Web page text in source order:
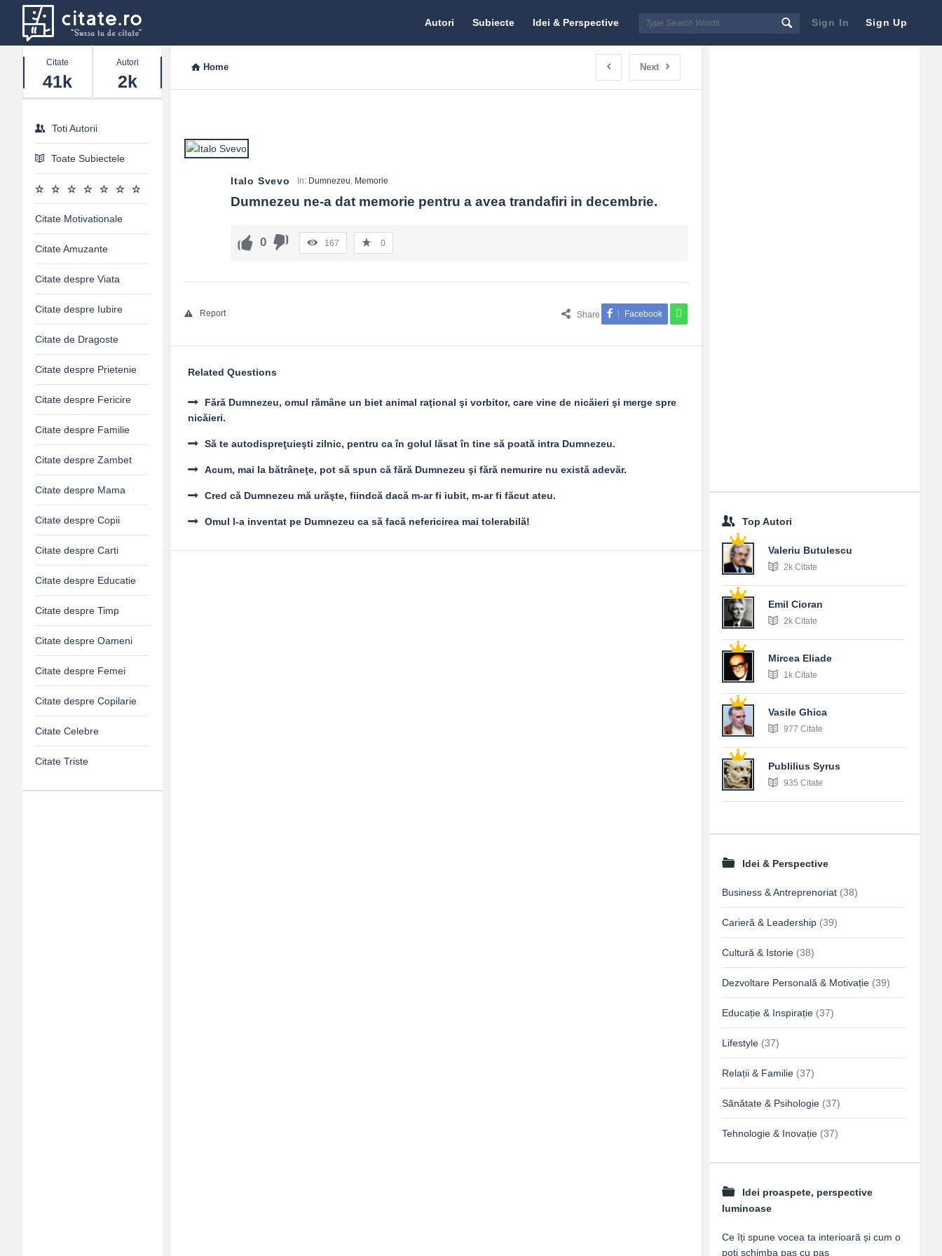
Sign In Sign Up
Citate.ro
Autori Subiecte Idei & Perspective
Home Next
Italo Svevo In: Dumnezeu, Memorie
Dumnezeu ne-a dat memorie pentru a avea trandafiri in decembrie.
0 167 0
Share Facebook
Report
Related Questions
Fără Dumnezeu, omul rămâne un biet animal raţional şi vorbitor, care vine de nicăieri şi merge spre
nicăieri.
Să te autodispreţuieşti zilnic, pentru ca în golul lăsat în tine să poată intra Dumnezeu.
Acum, mai la bătrâneţe, pot să spun că fără Dumnezeu şi fără nemurire nu există adevăr.
Cred că Dumnezeu mă urăşte, fiindcă dacă m-ar fi iubit, m-ar fi făcut ateu.
Omul l-a inventat pe Dumnezeu ca să facă nefericirea mai tolerabilă! Top Autori
Valeriu Butulescu
2k Citate
Emil Cioran
2k Citate
Mircea Eliade
1k Citate
Vasile Ghica
977 Citate
Publilius Syrus
935 Citate
Idei & Perspective
Business & Antreprenoriat (38)
Carieră & Leadership (39)
Cultură & Istorie (38)
Dezvoltare Personală & Motivație (39)
Educație & Inspirație (37)
Lifestyle (37)
Relații & Familie (37)
Sănătate & Psihologie (37)
Tehnologie & Inovație (37)
Idei proaspete, perspective
luminoase
Ce îți spune vocea ta interioară și cum o
poți schimba pas cu pas
Stats
Citate
41k
Autori
2k
Toti Autorii
Toate Subiectele
Citate Motivationale
Citate Amuzante
Citate despre Viata
Citate despre Iubire
Citate de Dragoste
Citate despre Prietenie
Citate despre Fericire
Citate despre Familie
Citate despre Zambet
Citate despre Mama
Citate despre Copii
Citate despre Carti
Citate despre Educatie
Citate despre Timp
Citate despre Oameni
Citate despre Femei
Citate despre Copilarie
Citate Celebre
Citate Triste